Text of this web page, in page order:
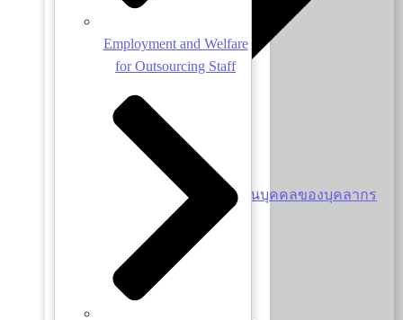
นโยบายคุ้มครองข้อมูลส่วนบุคคลของบุคลากร
Employment and Welfare
for Outsourcing Staff